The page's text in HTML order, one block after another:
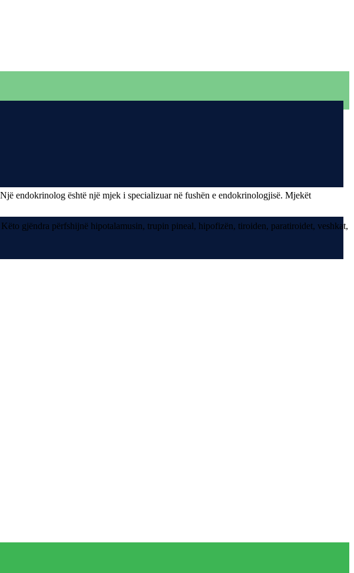
endokrinolog është një mjek i specializuar në fushën e endokrinologjisë. Mjekët
gjëndra përfshijnë hipotalamusin, trupin pineal, hipofizën, tiroiden, paratiroidet, veshkat,